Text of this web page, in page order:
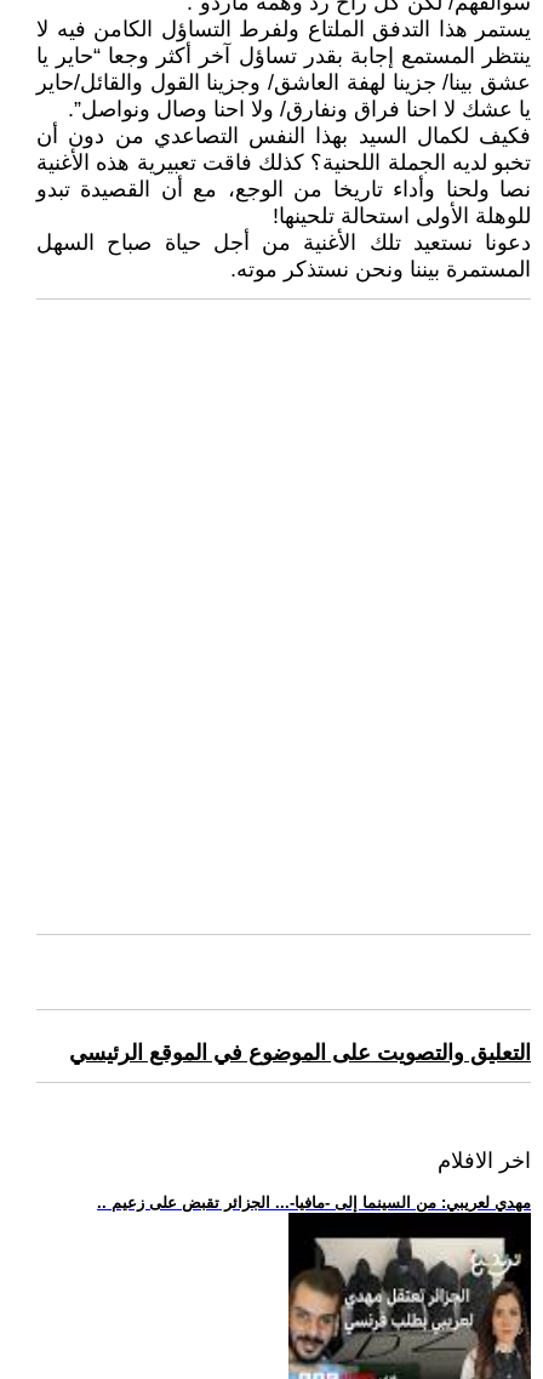
يستمر هذا التدفق الملتاع ولفرط التساؤل الكامن فيه لا
ينتظر المستمع إجابة بقدر تساؤل آخر أكثر وجعا “حاير يا
عشق بينا/ جزينا لهفة العاشق/ وجزينا القول والقائل/حاير
يا عشك لا احنا فراق ونفارق/ ولا احنا وصال ونواصل”.
فكيف لكمال السيد بهذا النفس التصاعدي من دون أن
تخبو لديه الجملة اللحنية؟ كذلك فاقت تعبيرية هذه الأغنية
نصا ولحنا وأداء تاريخا من الوجع، مع أن القصيدة تبدو
للوهلة الأولى استحالة تلحينها!
دعونا نستعيد تلك الأغنية من أجل حياة صباح السهل
المستمرة بيننا ونحن نستذكر موته.
التعليق والتصويت على الموضوع في الموقع الرئيسي
اخر الافلام
.. مهدي لعريبي: من السينما إلى -مافيا-... الجزائر تقبض على زعيم